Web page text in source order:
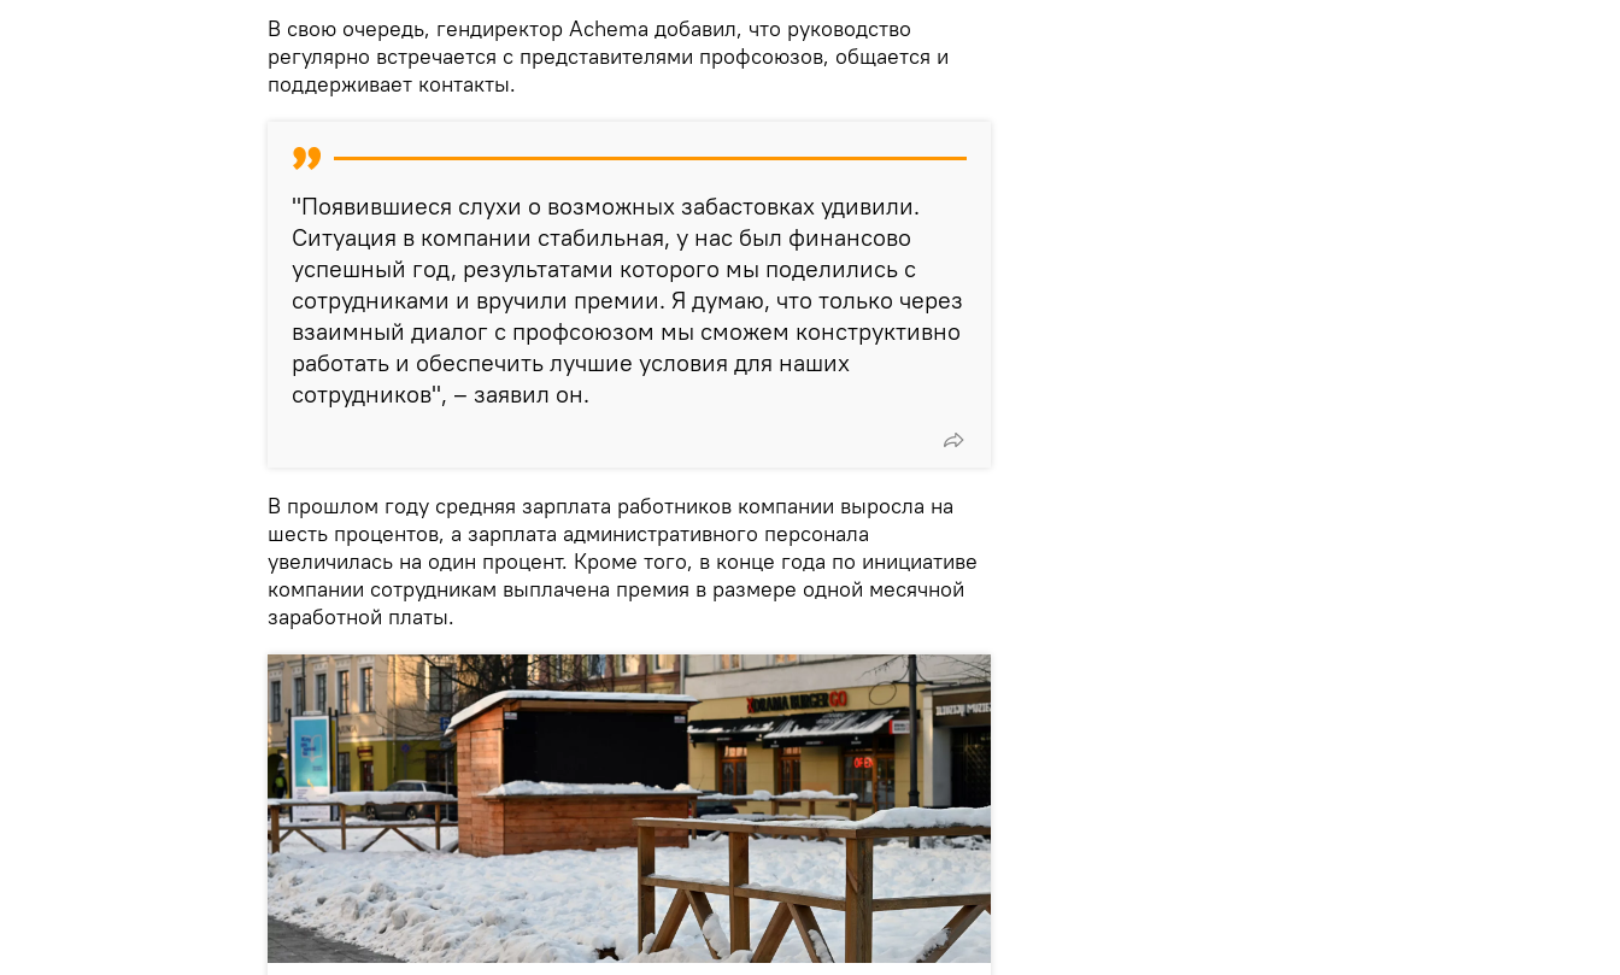
В свою очередь, гендиректор Achema добавил, что руководство
регулярно встречается с представителями профсоюзов, общается и
поддерживает контакты.
"Появившиеся слухи о возможных забастовках удивили.
Ситуация в компании стабильная, у нас был финансово
успешный год, результатами которого мы поделились с
сотрудниками и вручили премии. Я думаю, что только через
взаимный диалог с профсоюзом мы сможем конструктивно
работать и обеспечить лучшие условия для наших
сотрудников", – заявил он.
В прошлом году средняя зарплата работников компании выросла на
шесть процентов, а зарплата административного персонала
увеличилась на один процент. Кроме того, в конце года по инициативе
компании сотрудникам выплачена премия в размере одной месячной
заработной платы.